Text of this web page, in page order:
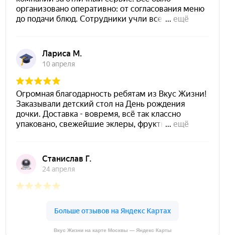
Вкус Жизни на карте Москвы — Яндекс Карты